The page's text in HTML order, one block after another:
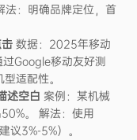
法：明确品牌定位，首
数据：2025年移动
Google移动友好测
适配性。
述空白 案例：某机械
。 解法：使用
3%-5%）。